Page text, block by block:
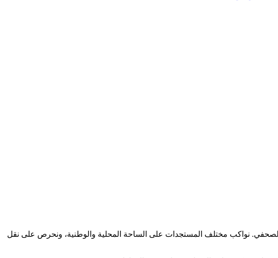
الصحفي. نواكب مختلف المستجدات على الساحة المحلية والوطنية، ونحرص على نقل